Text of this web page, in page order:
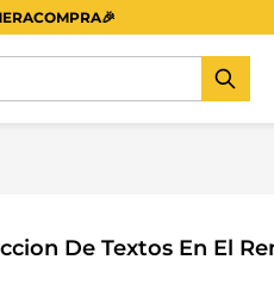
🎉
De Textos En El